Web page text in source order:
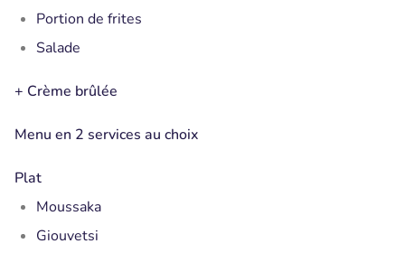
Portion de frites
Salade
+ Crème brûlée
Menu en 2 services au choix
Plat
Moussaka
Giouvetsi